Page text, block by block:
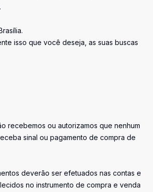
isso que você deseja, as suas buscas
recebemos ou autorizamos que nenhum
sinal ou pagamento de compra de
deverão ser efetuados nas contas e
no instrumento de compra e venda